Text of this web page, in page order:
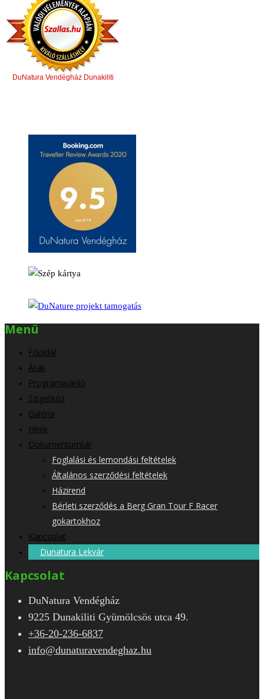
DuNatura Vendégház Dunakiliti
Menü
Főoldal
Árak
Programajánló
Szigetköz
Galéria
Hírek
Dokumentumtár
Foglalási és lemondási feltételek
Általános szerződési feltételek
Házirend
Bérleti szerződés a Berg Gran Tour F Racer
gokartokhoz
Kapcsolat
Dunatura Lekvár
Kapcsolat
DuNatura Vendégház
9225 Dunakiliti Gyümölcsös utca 49.
+36-20-236-6837
info@dunaturavendeghaz.hu